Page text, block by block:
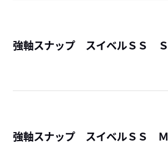
強軸スナップ スイベルＳＳ Ｓ
強軸スナップ スイベルＳＳ Ｍ